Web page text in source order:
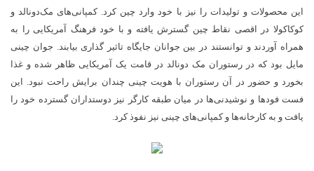
این محصولات و تولیدات را نیز با خود وارد چین کرد. کمپانی­‌های مک‌دونالد و
کوکاکولا در اقصی نقاط چین گسترش یافته و با خود فرهنگ آمریکایی را به
همراه آوردند و توانستند در بین جوانان جایگاه تاثیر گذاری بیابند. جوان چینی
مایل بود که در رستوران مک دونالد در قامت یک آمریکایی ظاهر شده و غذا
بخورد و حضور در آن رستوران با هویت چینی چندان برایش راحت نبود. این
فست فودها و نوشیدنی­‌ها در میان طبقه کارگر نیز دوستداران گسترده خود را
یافت و به کارخانه­‌ها و کمپانی­‌های چینی نیز نفوذ کرد.